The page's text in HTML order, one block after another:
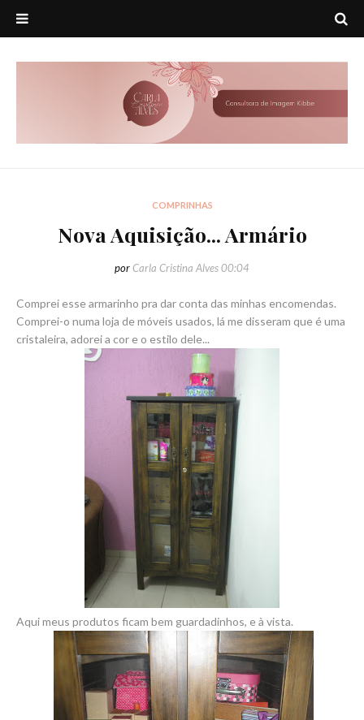
COMPRINHAS
Nova Aquisição... Armário
porCarla Cristina Alves00:04
Comprei esse armarinho pra dar conta das minhas encomendas.
Comprei-o numa loja de móveis usados, lá me disseram que é uma
cristaleira, adorei a cor e o estilo dele...
Aqui meus produtos ficam bem guardadinhos, e à vista.